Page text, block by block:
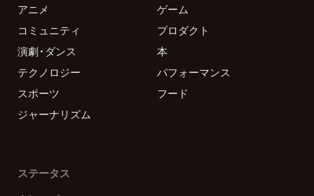
アニメ
ゲーム
コミュニティ
プロダクト
演劇・ダンス
本
テクノロジー
パフォーマンス
スポーツ
フード
ジャーナリズム
ステータス